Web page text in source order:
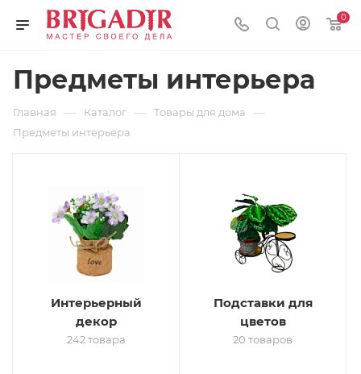
0
Предметы интерьера
Главная — Каталог — Товары для дома —
Предметы интерьера
Интерьерный
декор
242 товара
Подставки для
цветов
20 товаров